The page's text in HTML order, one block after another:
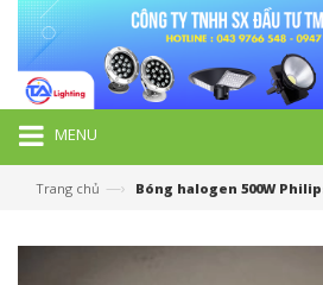
MENU
Trang chủ —› Bóng halogen 500W